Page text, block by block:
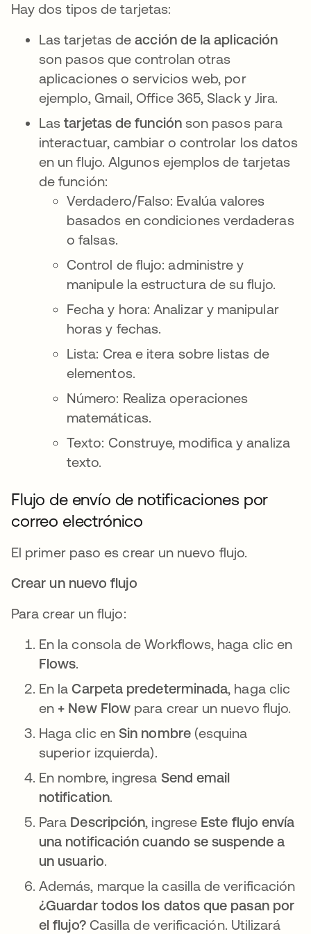
Hay dos tipos de tarjetas:
Las tarjetas deacción de la aplicación
son pasos que controlan otras
aplicaciones o servicios web, por
ejemplo, Gmail, Office 365, Slack y Jira.
Lastarjetas de funciónson pasos para
interactuar, cambiar o controlar los datos
en un flujo. Algunos ejemplos de tarjetas
de función:
Verdadero/Falso: Evalúa valores
basados en condiciones verdaderas
o falsas.
Control de flujo: administre y
manipule la estructura de su flujo.
Fecha y hora: Analizar y manipular
horas y fechas.
Lista: Crea e itera sobre listas de
elementos.
Número: Realiza operaciones
matemáticas.
Texto: Construye, modifica y analiza
texto.
Flujo de envío de notificaciones por
correo electrónico
El primer paso es crear un nuevo flujo.
Crear un nuevo flujo
Para crear un flujo:
En la consola de Workflows, haga clic en
Flows.
En laCarpeta predeterminada, haga clic
en + New Flow para crear un nuevo flujo.
Haga clic en Sin nombre(esquina
superior izquierda).
En nombre, ingresa Send email
notification.
Para Descripción, ingrese Este flujo envía
una notificación cuando se suspende a
un usuario.
Además, marque la casilla de verificación
¿Guardar todos los datos que pasan por
el flujo?Casilla de verificación. Utilizará